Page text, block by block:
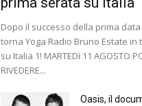
Dopo il successo della prima data
torna Yoga Radio Bruno Estate in
su Italia 1! MARTEDì 11 AGOSTO
RIVEDERE...
Oasis, il